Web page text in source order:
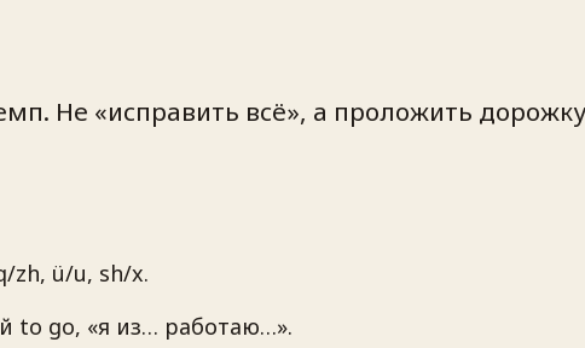
Не «исправить всё», а проложить
ü/u, sh/x.
to go, «я из… работаю…».